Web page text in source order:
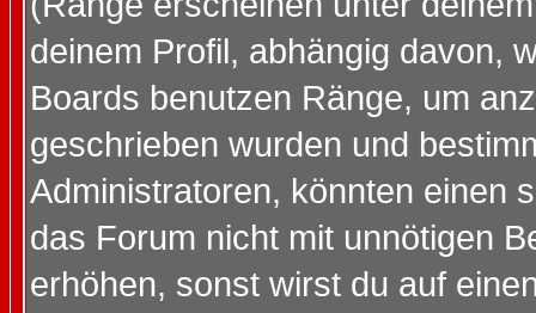
deinem Profil, abhängig davon,
Boards benutzen Ränge, um
geschrieben wurden und
Administratoren, könnten einen
das Forum nicht mit unnötigen
erhöhen, sonst wirst du auf